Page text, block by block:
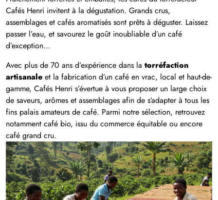
Cafés Henri invitent à la dégustation. Grands crus,
assemblages et cafés aromatisés sont prêts à déguster. Laissez
passer l’eau, et savourez le goût inoubliable d’un café
d’exception…
Avec plus de 70 ans d’expérience dans la torréfaction
artisanale et la fabrication d’un café en vrac, local et haut-de-
gamme, Cafés Henri s’évertue à vous proposer un large choix
de saveurs, arômes et assemblages afin de s’adapter à tous les
fins palais amateurs de café. Parmi notre sélection, retrouvez
notamment café bio, issu du commerce équitable ou encore
café grand cru.